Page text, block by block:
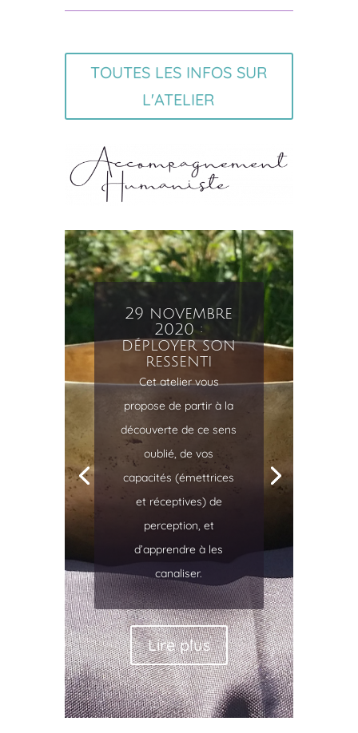
TOUTES LES INFOS SUR
L'ATELIER
30 août 2020
: déployer
son ressenti
Cet atelier vous
propose de partir à la
découverte de ce sens
oublié, de vos
capacités (émettrices
et réceptives) de
perception, et
d’apprendre à les
canaliser.
Lire plus